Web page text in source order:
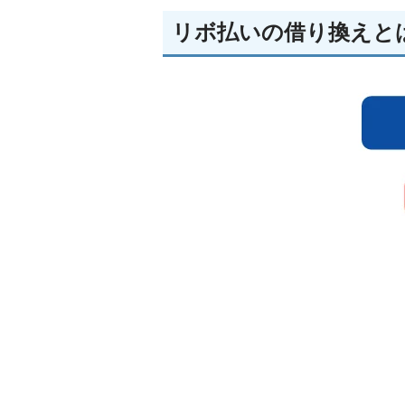
リボ払いの借り換え